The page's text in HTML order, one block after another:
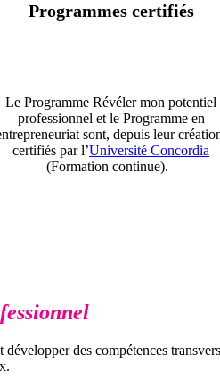
Programmes certifiés
Le Programme Révéler mon potentiel
professionnel et le Programme en
sont, depuis leur
certifiés par l’Université Concordia
(Formation continue).
des compétences